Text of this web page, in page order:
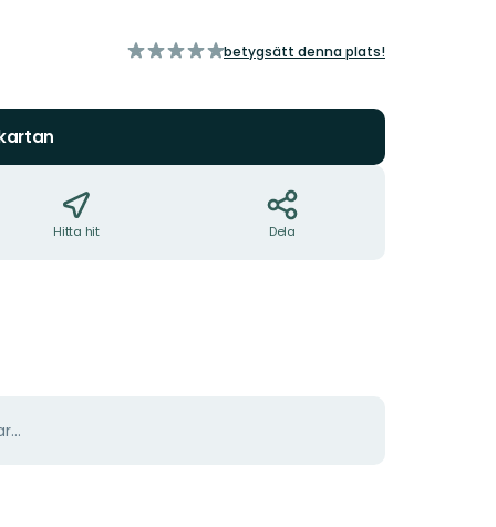
av
betygsätt denna plats!
Hitta hit Dela